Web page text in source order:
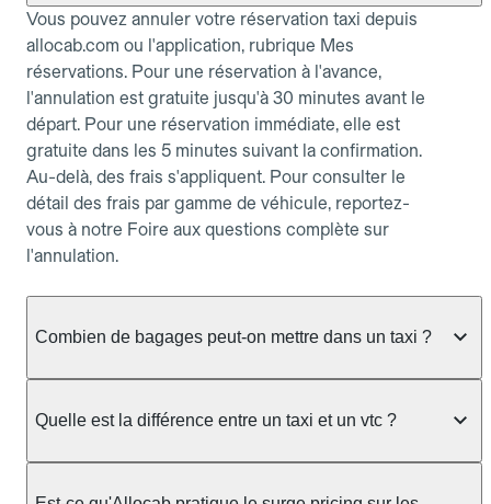
Vous pouvez annuler votre réservation taxi depuis
allocab.com ou l'application, rubrique Mes
réservations. Pour une réservation à l'avance,
l'annulation est gratuite jusqu'à 30 minutes avant le
départ. Pour une réservation immédiate, elle est
gratuite dans les 5 minutes suivant la confirmation.
Au-delà, des frais s'appliquent. Pour consulter le
détail des frais par gamme de véhicule, reportez-
vous à notre Foire aux questions complète sur
l'annulation.
Combien de bagages peut-on mettre dans un taxi ?
taxi berline accueille en général jusqu'à 3 bagages
ou nombreux, précisez-le dans le champ "Message
au chauffeur" lors de la réservation. Le prix n'est
Quelle est la différence entre un taxi et un vtc ?